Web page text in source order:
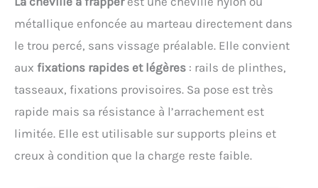
métallique enfoncée au marteau directement dans
le trou percé, sans vissage préalable. Elle convient
aux fixations rapides et légères : rails de plinthes,
tasseaux, fixations provisoires. Sa pose est très
rapide mais sa résistance à l’arrachement est
limitée. Elle est utilisable sur supports pleins et
creux à condition que la charge reste faible.